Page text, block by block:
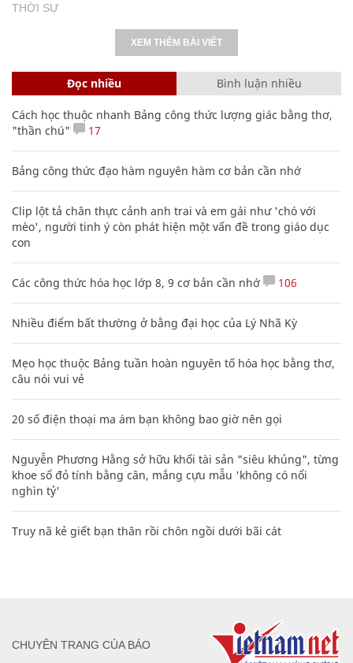
THỜI SỰ
XEM THÊM BÀI VIẾT
Đọc nhiều Bình luận nhiều
Cách học thuộc nhanh Bảng công thức lượng giác bằng thơ,
"thần chú"
17
Bảng công thức đạo hàm nguyên hàm cơ bản cần nhớ
Clip lột tả chân thực cảnh anh trai và em gái như 'chó với
mèo', người tinh ý còn phát hiện một vấn đề trong giáo dục
con
Các công thức hóa học lớp 8, 9 cơ bản cần nhớ 106
Nhiều điểm bất thường ở bằng đại học của Lý Nhã Kỳ
Mẹo học thuộc Bảng tuần hoàn nguyên tố hóa học bằng thơ,
câu nói vui vẻ
20 số điện thoại ma ám bạn không bao giờ nên gọi
Nguyễn Phương Hằng sở hữu khối tài sản "siêu khủng", từng
khoe sổ đỏ tính bằng cân, mắng cựu mẫu 'không có nổi
nghìn tỷ'
Truy nã kẻ giết bạn thân rồi chôn ngồi dưới bãi cát
CHUYÊN TRANG CỦA BÁO